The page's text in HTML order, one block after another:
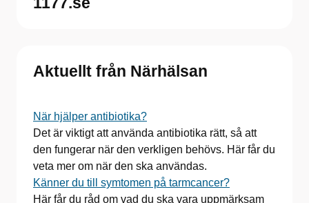
Aktuellt från Närhälsan
När hjälper antibiotika?
Det är viktigt att använda antibiotika rätt, så att
den fungerar när den verkligen behövs. Här får du
veta mer om när den ska användas.
Känner du till symtomen på tarmcancer?
Här får du råd om vad du ska vara uppmärksam